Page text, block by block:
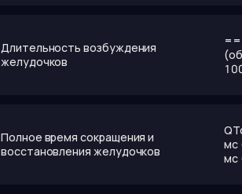
Длительность возбуждения
желудочков
Полное время сокращения и
восстановления желудочков
мс
мс